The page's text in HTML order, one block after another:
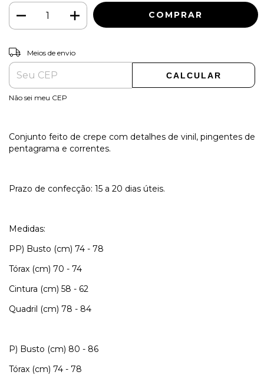
Entregas para o CEP:
Meios de envio
CALCULAR
Não sei meu CEP
Conjunto feito de crepe com detalhes de vinil, pingentes de
pentagrama e correntes.
Prazo de confecção: 15 a 20 dias úteis.
Medidas:
PP) Busto (cm) 74 - 78
Tórax (cm) 70 - 74
Cintura (cm) 58 - 62
Quadril (cm) 78 - 84
P) Busto (cm) 80 - 86
Tórax (cm) 74 - 78